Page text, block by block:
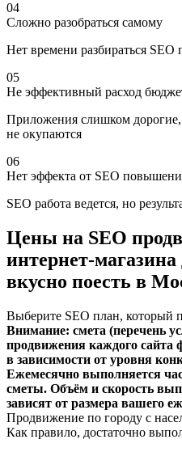
04
Сложно разобраться самому
Нет времени разбираться SEO
05
Не эффективный расход
Приложения слишком
не окупаются
06
Нет эффекта от SEO
SEO работа ведется, но
Цены на SEO
интернет-
вкусно поесть в
Выберите SEO план, который
Внимание: смета (перечень
продвижения каждого сайта
в зависимости от уровня
Ежемесячно выполняется
сметы. Объём и скорость
зависят от размера вашего
Продвижение по городу с
Как правило, достаточно